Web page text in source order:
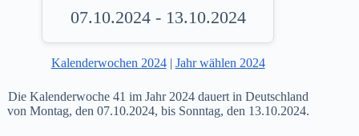
07.10.2024 - 13.10.2024
Kalenderwochen 2024| Jahr wählen 2024
Die Kalenderwoche 41 im Jahr 2024 dauert in Deutschland
von Montag, den 07.10.2024, bis Sonntag, den 13.10.2024.